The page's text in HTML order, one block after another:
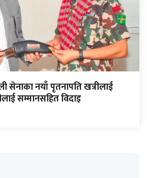
सेनाका नयाँ पृतनापति खत्रीलाई
सम्मानसहित विदाइ